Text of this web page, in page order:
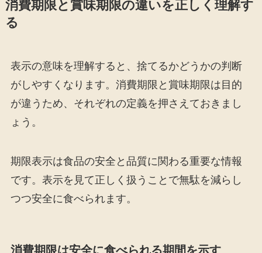
消費期限と賞味期限の違いを正しく理解す
る
表示の意味を理解すると、捨てるかどうかの判断
がしやすくなります。消費期限と賞味期限は目的
が違うため、それぞれの定義を押さえておきまし
ょう。
期限表示は食品の安全と品質に関わる重要な情報
です。表示を見て正しく扱うことで無駄を減らし
つつ安全に食べられます。
消費期限は安全に食べられる期間を示す